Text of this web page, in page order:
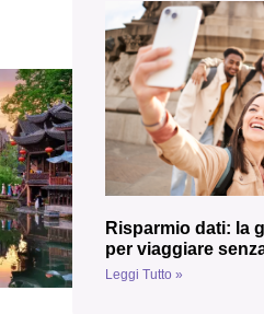
Risparmio dati: la
per viaggiare
Leggi Tutto »